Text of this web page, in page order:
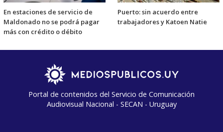
En estaciones de servicio de
Maldonado no se podrá pagar
más con crédito o débito
Puerto: sin acuerdo entre
trabajadores y Katoen Natie
Portal de contenidos del Servicio de Comunicación
Audiovisual Nacional - SECAN - Uruguay